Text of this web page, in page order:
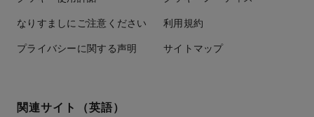
なりすましにご注意ください 利用規約
プライバシーに関する声明 サイトマップ
関連サイト（英語）